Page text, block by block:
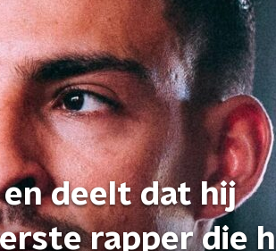
deelt dat hij
rapper die